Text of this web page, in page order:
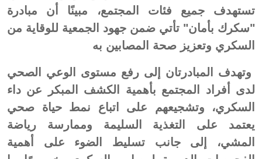
تستهدف جميع فئات المجتمع، مبينًا أن مبادرة
"سكرك بأمان" تأتي ضمن جهود الجمعية للوقاية من
السكري وتعزيز صحة المصابين به
وتهدف المبادرتان إلى رفع مستوى الوعي الصحي
لدى أفراد المجتمع بأهمية الكشف المبكر عن داء
السكري، وتشجيعهم على اتباع نمط حياة صحي
يعتمد على التغذية السليمة وممارسة رياضة
المشي، إلى جانب تسليط الضوء على أهمية